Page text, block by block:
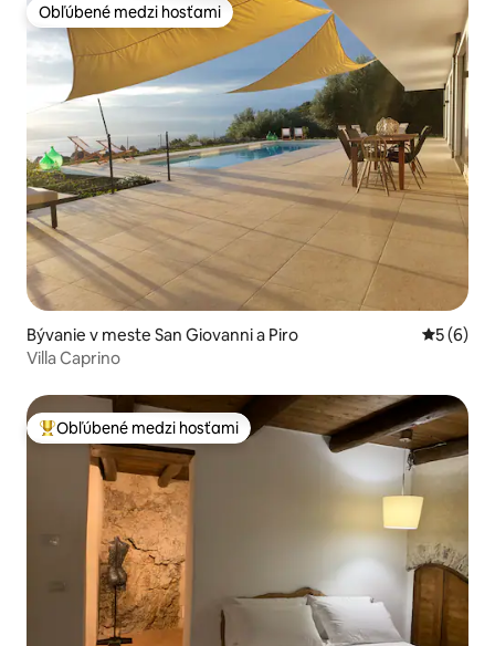
Obľúbené medzi hosťami
Obľúbené medzi hosťami
Bývanie v meste San Giovanni a Piro
5 (6)
Villa Caprino
Najobľúbenejšie medzi hosťami
Obľúbené medzi hosťami